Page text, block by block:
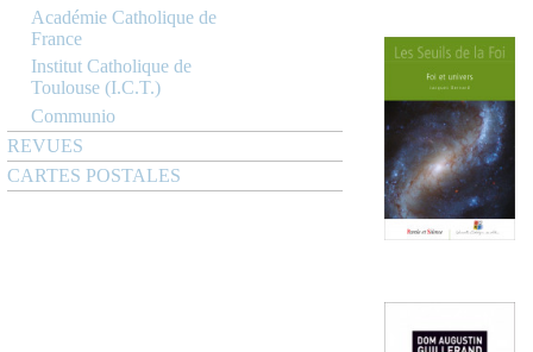
Académie Catholique de
France
Institut Catholique de
Toulouse (I.C.T.)
Communio
REVUES
CARTES POSTALES